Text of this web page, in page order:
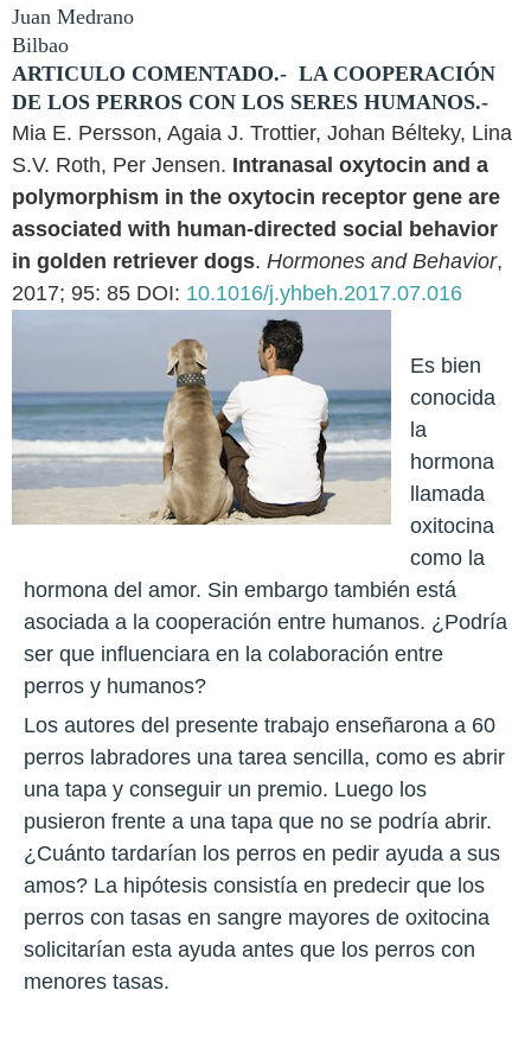
Juan Medrano
Bilbao
ARTICULO COMENTADO.- LA COOPERACIÓN
DE LOS PERROS CON LOS SERES HUMANOS.-
Mia E. Persson, Agaia J. Trottier, Johan Bélteky, Lina
S.V. Roth, Per Jensen. Intranasal oxytocin and a
polymorphism in the oxytocin receptor gene are
associated with human-directed social behavior
in golden retriever dogs. Hormones and Behavior,
2017; 95: 85 DOI: 10.1016/j.yhbeh.2017.07.016
Es bien
conocida
la
hormona
llamada
oxitocina
como la
hormona del amor. Sin embargo también está
asociada a la cooperación entre humanos. ¿Podría
ser que influenciara en la colaboración entre
perros y humanos?
Los autores del presente trabajo enseñarona a 60
perros labradores una tarea sencilla, como es abrir
una tapa y conseguir un premio. Luego los
pusieron frente a una tapa que no se podría abrir.
¿Cuánto tardarían los perros en pedir ayuda a sus
amos? La hipótesis consistía en predecir que los
perros con tasas en sangre mayores de oxitocina
solicitarían esta ayuda antes que los perros con
menores tasas.